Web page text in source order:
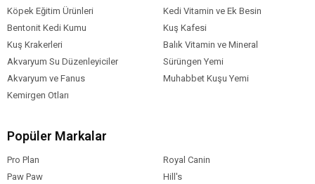
Köpek Eğitim Ürünleri
Kedi Vitamin ve Ek Besin
Bentonit Kedi Kumu
Kuş Kafesi
Kuş Krakerleri
Balık Vitamin ve Mineral
Akvaryum Su Düzenleyiciler
Sürüngen Yemi
Akvaryum ve Fanus
Muhabbet Kuşu Yemi
Kemirgen Otları
Popüler Markalar
Pro Plan
Royal Canin
Paw Paw
Hill's